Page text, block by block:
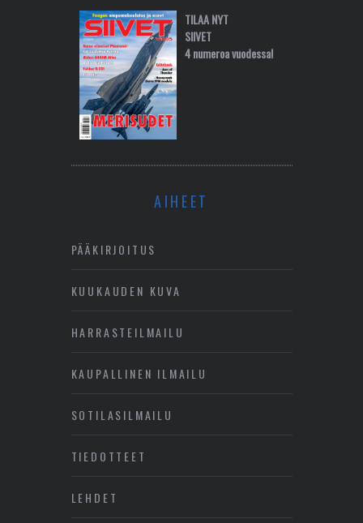
TILAA NYT
SIIVET
4 numeroa vuodessa!
AIHEET
PÄÄKIRJOITUS
KUUKAUDEN KUVA
HARRASTEILMAILU
KAUPALLINEN ILMAILU
SOTILASILMAILU
TIEDOTTEET
LEHDET